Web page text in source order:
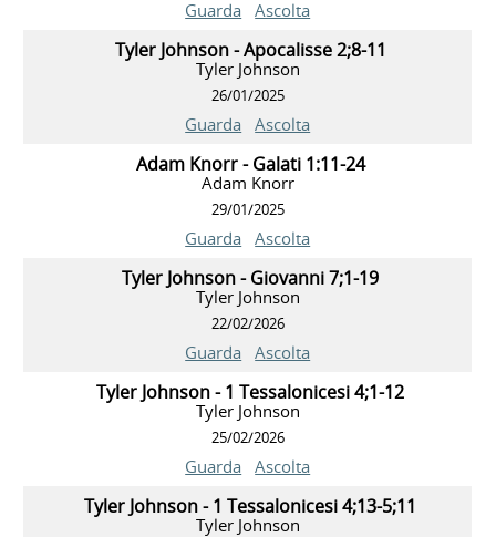
Guarda Ascolta
Tyler Johnson - Apocalisse 2;8-11
Tyler Johnson
26/01/2025
Guarda Ascolta
Adam Knorr - Galati 1:11-24
Adam Knorr
29/01/2025
Guarda Ascolta
Tyler Johnson - Giovanni 7;1-19
Tyler Johnson
22/02/2026
Guarda Ascolta
Tyler Johnson - 1 Tessalonicesi 4;1-12
Tyler Johnson
25/02/2026
Guarda Ascolta
Tyler Johnson - 1 Tessalonicesi 4;13-5;11
Tyler Johnson